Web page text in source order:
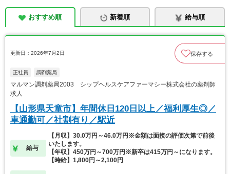
おすすめ順 新着順 給与順
更新日：2026年7月2日 保存する
正社員 調剤薬局
マルマン調剤薬局2003 シップヘルスケアファーマシー株式会社の薬剤師
求人
【山形県天童市】年間休日120日以上／福利厚生◎／
車通勤可／社割有り／駅近
給与
【月収】30.0万円～46.0万円※金額は面接の評価次第で前後
いたします。
【年収】450万円～700万円※新卒は415万円～になります。
【時給】1,800円～2,100円